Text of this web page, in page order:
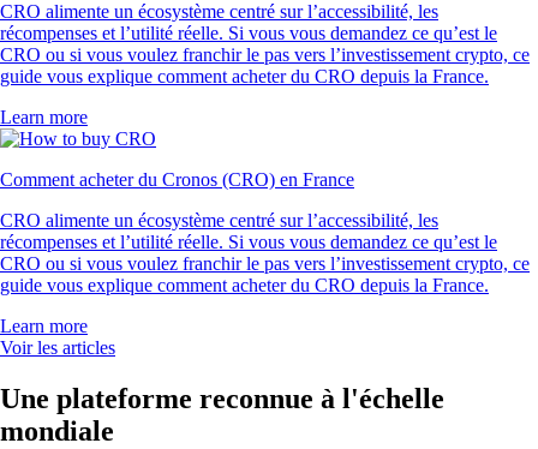
CRO alimente un écosystème centré sur l’accessibilité, les
récompenses et l’utilité réelle. Si vous vous demandez ce qu’est le
CRO ou si vous voulez franchir le pas vers l’investissement crypto, ce
guide vous explique comment acheter du CRO depuis la France.
Learn more
Comment acheter du Cronos (CRO) en France
CRO alimente un écosystème centré sur l’accessibilité, les
récompenses et l’utilité réelle. Si vous vous demandez ce qu’est le
CRO ou si vous voulez franchir le pas vers l’investissement crypto, ce
guide vous explique comment acheter du CRO depuis la France.
Learn more
Voir les articles
Une plateforme reconnue à l'échelle
mondiale